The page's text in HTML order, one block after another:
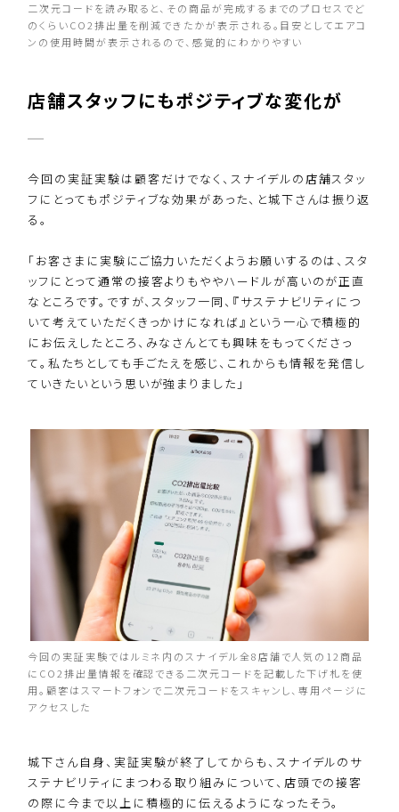
二次元コードを読み取ると、その商品が完成するまでのプロセスでど
のくらいCO2排出量を削減できたかが表示される。目安としてエアコ
ンの使用時間が表示されるので、感覚的にわかりやすい
店舗スタッフにもポジティブな変化が
今回の実証実験は顧客だけでなく、スナイデルの店舗スタッ
フにとってもポジティブな効果があった、と城下さんは振り返
る。
「お客さまに実験にご協力いただくようお願いするのは、スタ
ッフにとって通常の接客よりもややハードルが高いのが正直
なところです。ですが、スタッフ一同、『サステナビリティにつ
いて考えていただくきっかけになれば』という一心で積極的
にお伝えしたところ、みなさんとても興味をもってくださっ
て。私たちとしても手ごたえを感じ、これからも情報を発信し
ていきたいという思いが強まりました」
今回の実証実験ではルミネ内のスナイデル全8店舗で人気の12商品
にCO2排出量情報を確認できる二次元コードを記載した下げ札を使
用。顧客はスマートフォンで二次元コードをスキャンし、専用ページに
アクセスした
城下さん自身、実証実験が終了してからも、スナイデルのサ
ステナビリティにまつわる取り組みについて、店頭での接客
の際に今まで以上に積極的に伝えるようになったそう。